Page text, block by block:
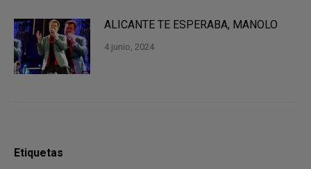
ALICANTE TE ESPERABA, MANOLO
4 junio, 2024
Etiquetas